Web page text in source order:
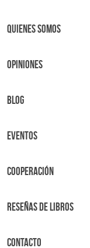
Quienes Somos
OPINIONES
BLOG
Eventos
Cooperación
Reseñas de libros
Contacto